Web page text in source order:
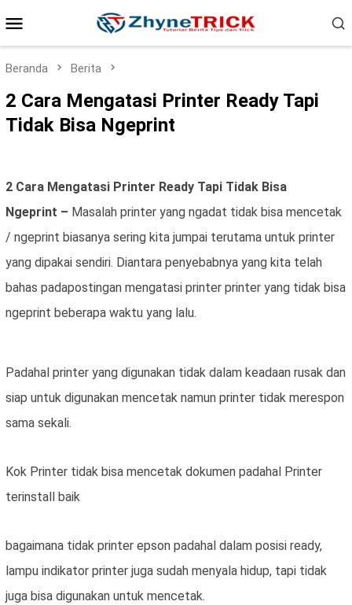
ke
Mobile
Beranda Berita
2 Cara Mengatasi Printer Ready Tapi
Tidak Bisa Ngeprint
2 Cara Mengatasi Printer Ready Tapi Tidak Bisa
Ngeprint – Masalah printer yang ngadat tidak bisa mencetak
/ ngeprint biasanya sering kita jumpai terutama untuk printer
yang dipakai sendiri. Diantara penyebabnya yang kita telah
bahas padapostingan mengatasi printer printer yang tidak bisa
ngeprint beberapa waktu yang lalu.
Padahal printer yang digunakan tidak dalam keadaan rusak dan
siap untuk digunakan mencetak namun printer tidak merespon
sama sekali.
Kok Printer tidak bisa mencetak dokumen padahal Printer
terinstall baik
bagaimana tidak printer epson padahal dalam posisi ready,
lampu indikator printer juga sudah menyala hidup, tapi tidak
juga bisa digunakan untuk mencetak.